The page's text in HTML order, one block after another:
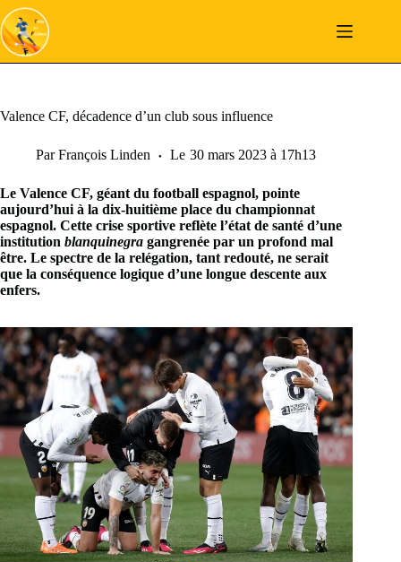
Passer
au
contenu
Valence CF, décadence d’un club sous influence
Par François Linden Le 30 mars 2023 à 17h13
Le Valence CF, géant du football espagnol, pointe
aujourd’hui à la dix-huitième place du championnat
espagnol. Cette crise sportive reflète l’état de santé d’une
institution blanquinegra gangrenée par un profond mal
être. Le spectre de la relégation, tant redouté, ne serait
que la conséquence logique d’une longue descente aux
enfers.